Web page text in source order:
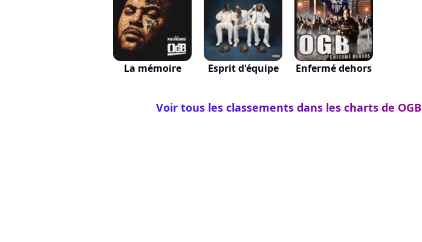
La mémoire Esprit d'équipe Enfermé dehors
Voir tous les classements dans les charts de OGB